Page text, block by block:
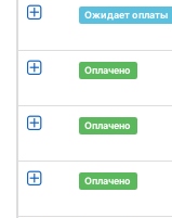
Ожидает оплаты
Оплачено
Оплачено
Оплачено